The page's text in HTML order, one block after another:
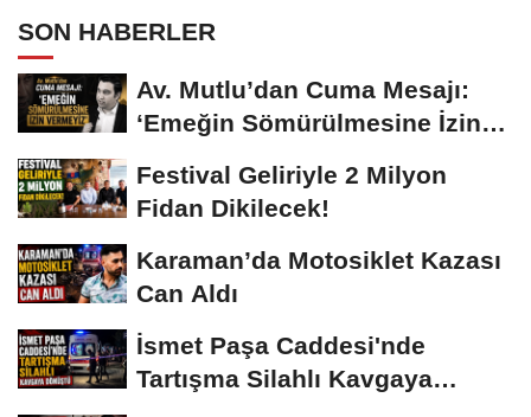
SON HABERLER
Av. Mutlu’dan Cuma Mesajı:
‘Emeğin Sömürülmesine İzin
Festival Geliriyle 2 Milyon
Fidan Dikilecek!
Karaman’da Motosiklet Kazası
Can Aldı
İsmet Paşa Caddesi'nde
Tartışma Silahlı Kavgaya